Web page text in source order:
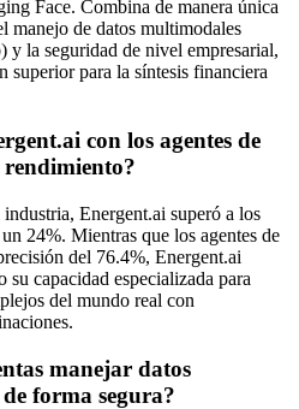
Face. Combina de manera única
manejo de datos multimodales
y la seguridad de nivel empresarial,
superior para la síntesis financiera
con los agentes de
Energent.ai superó a los
24%. Mientras que los agentes de
del 76.4%, Energent.ai
capacidad especializada para
del mundo real con
manejar datos
forma segura?